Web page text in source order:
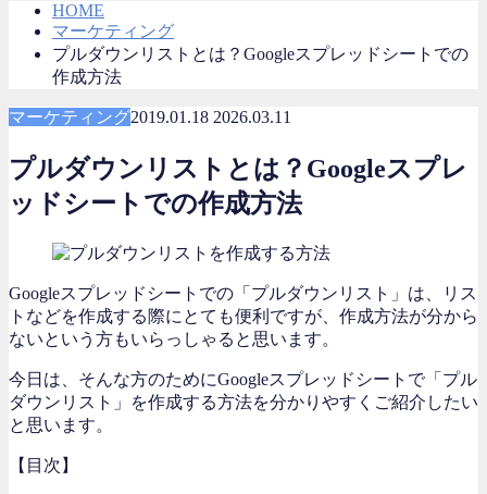
HOME
マーケティング
プルダウンリストとは？Googleスプレッドシートでの
作成方法
マーケティング2019.01.18 2026.03.11
プルダウンリストとは？Googleスプレ
ッドシートでの作成方法
Googleスプレッドシートでの「プルダウンリスト」は、リス
トなどを作成する際にとても便利ですが、作成方法が分から
ないという方もいらっしゃると思います。
今日は、そんな方のためにGoogleスプレッドシートで「プル
ダウンリスト」を作成する方法を分かりやすくご紹介したい
と思います。
【目次】